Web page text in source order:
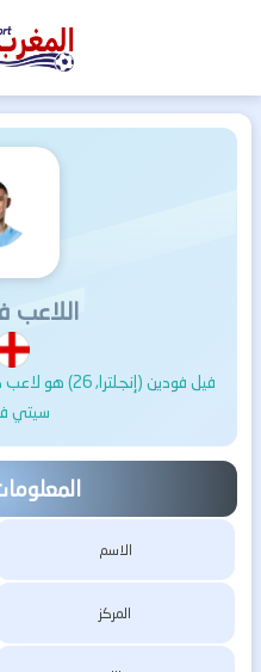
المغرب
اللاعب
فيل فودين
سيتي
الاسم
المركز